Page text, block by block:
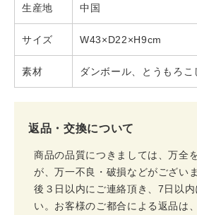
生産地 中国
サイズ W43×D22×H9cm
素材 ダンボール、とうもろこ
返品・交換について
商品の品質につきましては、万全
が、万一不良・破損などがござい
後３日以内にご連絡頂き、7日以内
い。お客様のご都合による返品は